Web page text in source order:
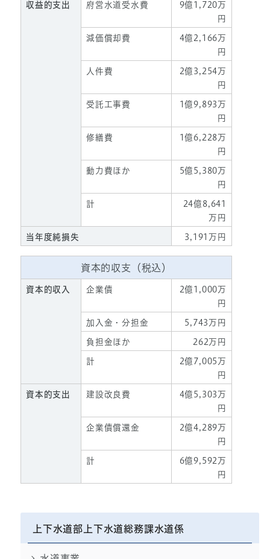
収益的支出 府営水道受水費
9億1,720万
円
減価償却費
4億2,166万
円
人件費
2億3,254万
円
受託工事費
1億9,893万
円
修繕費
1億6,228万
円
動力費ほか
5億5,380万
円
計
24億8,641
万円
当年度純損失 3,191万円
資本的収支（税込）
資本的収入 企業債
2億1,000万
円
加入金・分担金 5,743万円
負担金ほか 262万円
計
2億7,005万
円
資本的支出 建設改良費
4億5,303万
円
企業債償還金
2億4,289万
円
計
6億9,592万
円
上下水道部上下水道総務課水道係